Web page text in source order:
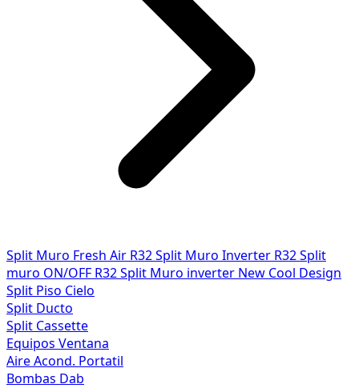
Split Muro Fresh Air R32Split Muro Inverter R32Split
muro ON/OFF R32Split Muro inverter New Cool Design
Split Piso Cielo
Split Ducto
Split Cassette
Equipos Ventana
Aire Acond. Portatil
Bombas Dab